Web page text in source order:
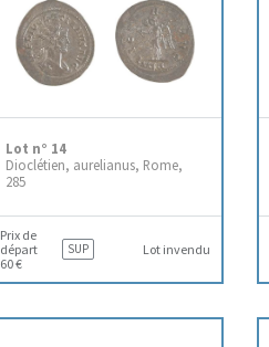
Lot n° 14
Dioclétien, aurelianus, Rome,
285
Prix de
départ
60 €
SUP Lot invendu